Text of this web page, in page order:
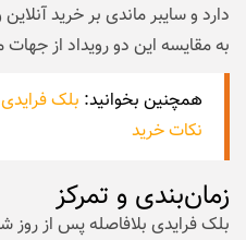
دارد و سایبر ماندی بر خرید
به مقایسه این دو رویداد از
همچنین بخوانید: بلک
نکات خرید
زمان‌بندی و تمرکز
بلک فرایدی بلافاصله پس از روز